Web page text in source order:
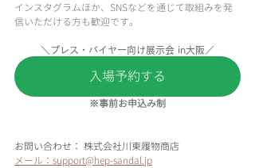
インスタグラムほか、SNSなどを通じて取組みを発
信いただける方も歓迎です。
＼プレス・バイヤー向け展示会 in大阪／
入場予約する
※事前お申込み制
お問い合わせ： 株式会社川東履物商店
メール：support@hep-sandal.jp